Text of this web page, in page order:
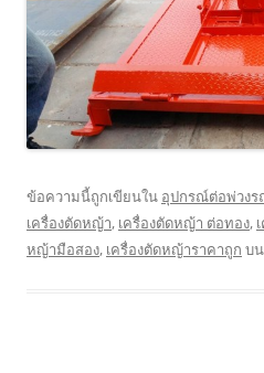
ข้อความนี้ถูกเขียนใน อุปกรณ์ต่อพ่วงร
เครื่องตัดหญ้า, เครื่องตัดหญ้า ต่อทอง,
หญ้ามือสอง, เครื่องตัดหญ้าราคาถูก บน